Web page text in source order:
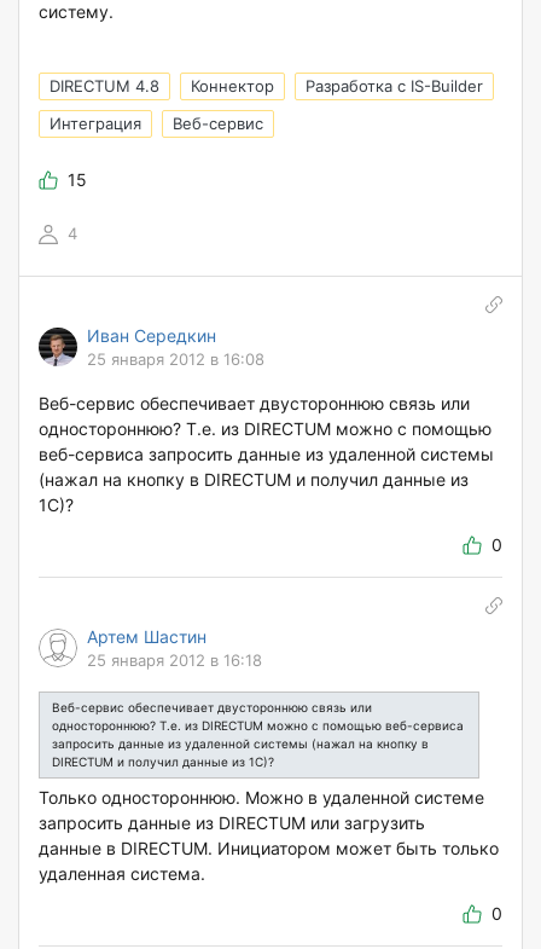
систему.
DIRECTUM 4.8 Коннектор
Разработка с IS-Builder
Интеграция
Веб-сервис
15
4
Иван Середкин
25 января 2012 в 16:08
Веб-сервис обеспечивает двустороннюю связь или
одностороннюю? Т.е. из DIRECTUM можно с помощью
веб-сервиса запросить данные из удаленной системы
(нажал на кнопку в DIRECTUM и получил данные из
1С)?
0
Артем Шастин
25 января 2012 в 16:18
Веб-сервис обеспечивает двустороннюю связь или
одностороннюю? Т.е. из DIRECTUM можно с помощью веб-сервиса
запросить данные из удаленной системы (нажал на кнопку в
DIRECTUM и получил данные из 1С)?
Только одностороннюю. Можно в удаленной системе
запросить данные из DIRECTUM или загрузить
данные в DIRECTUM. Инициатором может быть только
удаленная система.
0